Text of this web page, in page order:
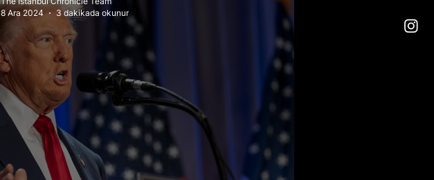
8 Ara 2024
3 dakikada okunur